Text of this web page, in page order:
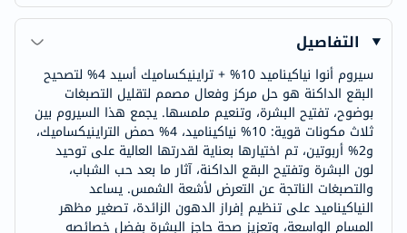
التفاصيل
سيروم أنوا نياكيناميد 10% + تراينيكساميك أسيد 4% لتصحيح
البقع الداكنة هو حل مركز وفعال مصمم لتقليل التصبغات
بوضوح، تفتيح البشرة، وتنعيم ملمسها. يجمع هذا السيروم بين
ثلاث مكونات قوية: 10% نياكيناميد، 4% حمض التراينيكساميك،
و2% أربوتين، تم اختيارها بعناية لقدرتها العالية على توحيد
لون البشرة وتفتيح البقع الداكنة، آثار ما بعد حب الشباب،
والتصبغات الناتجة عن التعرض لأشعة الشمس. يساعد
النياكيناميد على تنظيم إفراز الدهون الزائدة، تصغير مظهر
المسام الواسعة، وتعزيز صحة حاجز البشرة بفضل خصائصه